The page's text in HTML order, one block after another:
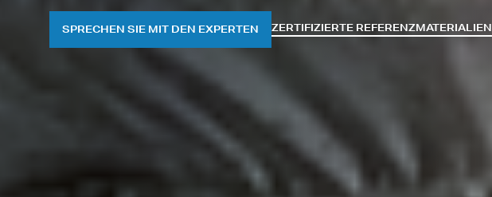
SPRECHEN SIE MIT DEN EXPERTEN ZERTIFIZIERTE REFERENZMATERIALIEN